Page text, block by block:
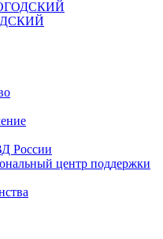
России
центр поддержки